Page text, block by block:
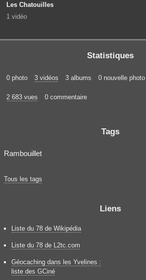
Les Chatouilles
1 vidéo
Statistiques
0 photo 3 vidéos 3 albums 0 nouvelle photo
2 683 vues 0 commentaire
Tags
Rambouillet
Tous les tags
Liens
Liste du 78 de Wikipédia
Liste du 78 de L2tc.com
Géocaching dans les Yvelines :
liste des GCiné